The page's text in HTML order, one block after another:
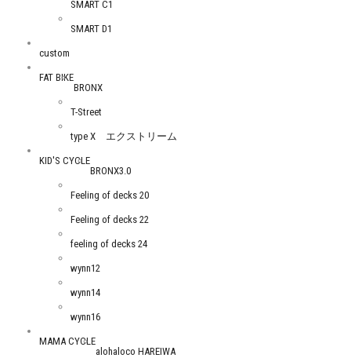
SMART C1
SMART D1
custom
FAT BIKE
BRONX
T-Street
type X エクストリーム
KID'S CYCLE
BRONX3.0
Feeling of decks 20
Feeling of decks 22
feeling of decks 24
wynn12
wynn14
wynn16
MAMA CYCLE
alohaloco HAREIWA